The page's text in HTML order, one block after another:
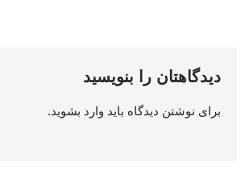
دیدگاهتان را بنویسید
برای نوشتن دیدگاه باید وارد بشوید.